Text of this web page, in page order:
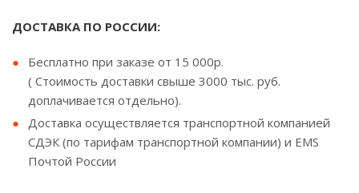
ДОСТАВКА ПО РОССИИ:
Бесплатно при заказе от 15 000р.
( Стоимость доставки свыше 3000 тыс. руб.
доплачивается отдельно).
Доставка осуществляется транспортной компанией
СДЭК (по тарифам транспортной компании) и EMS
Почтой России